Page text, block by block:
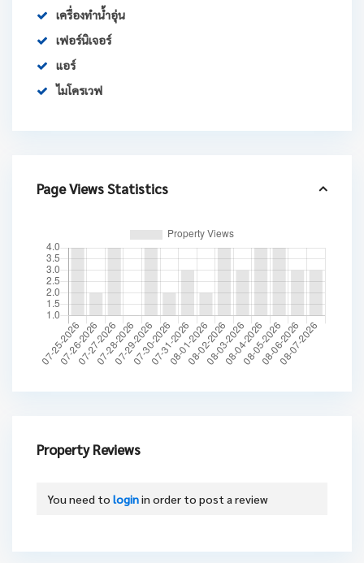
เครื่องทำน้ำอุ่น
เฟอร์นิเจอร์
แอร์
ไมโครเวฟ
Page Views Statistics
Property Reviews
You need to loginin order to post a review